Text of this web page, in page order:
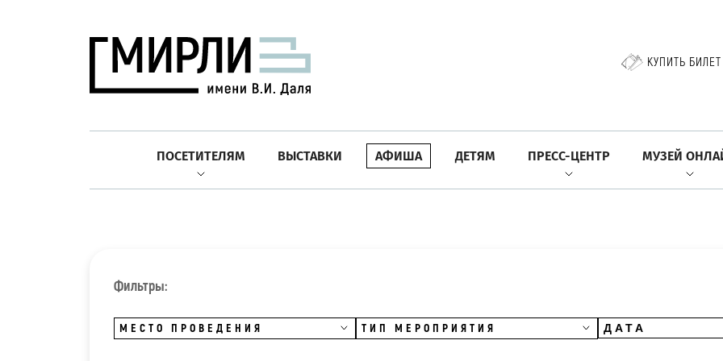
КУПИТЬ БИЛЕТ
ПОСЕТИТЕЛЯМ ВЫСТАВКИ АФИША ДЕТЯМ ПРЕСС-ЦЕНТР МУЗЕЙ
Фильтры:
МЕСТО ПРОВЕДЕНИЯ ТИП МЕРОПРИЯТИЯ